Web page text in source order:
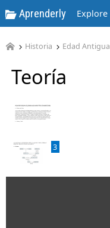
Aprenderly
Historia Edad Antigua
Teoría
2
3